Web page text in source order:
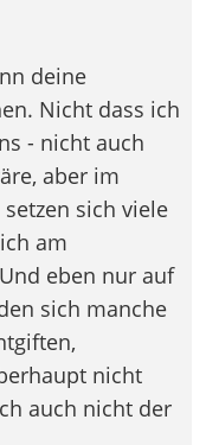
deine
Nicht dass ich
- nicht auch
aber im
sich viele
am
eben nur auf
sich manche
nicht
auch nicht der